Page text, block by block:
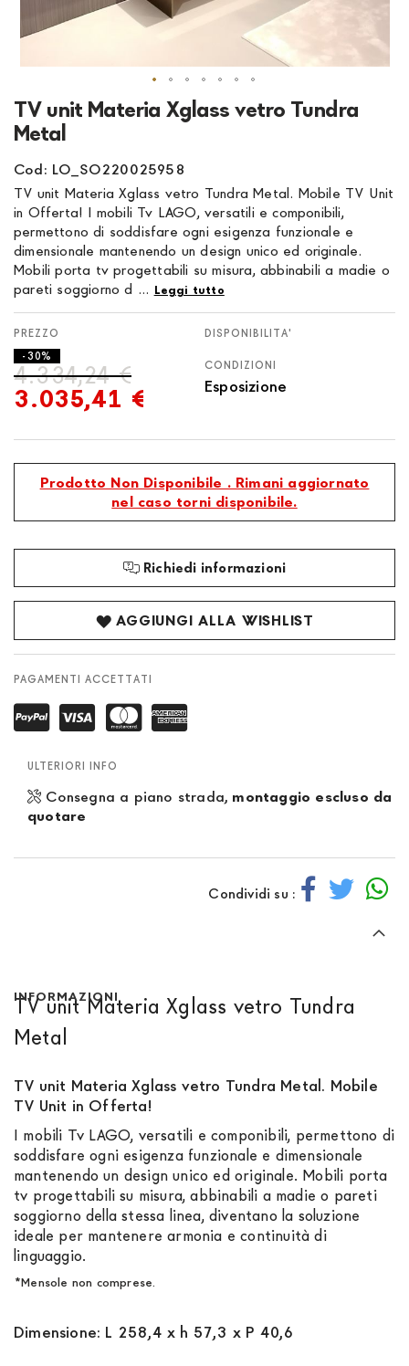
TV unit Materia Xglass vetro Tundra
Metal
Cod: LO_SO220025958
TV unit Materia Xglass vetro Tundra Metal. Mobile TV Unit
in Offerta! I mobili Tv LAGO, versatili e componibili,
permettono di soddisfare ogni esigenza funzionale e
dimensionale mantenendo un design unico ed originale.
Mobili porta tv progettabili su misura, abbinabili a madie o
pareti soggiorno d ... Leggi tutto
3.035,41 €
4.334,24 €
- 30%
DISPONIBILITA'
CONDIZIONI
Esposizione
Prodotto Non Disponibile . Rimani aggiornato
nel caso torni disponibile.
Richiedi informazioni
AGGIUNGI ALLA WISHLIST
PAGAMENTI ACCETTATI
ULTERIORI INFO
Consegna a piano strada, montaggio escluso da
quotare
Condividi su :
Vai
all'inizio
della
galleria
di
immagini
INFORMAZIONI
TV unit Materia Xglass vetro Tundra
Metal
TV unit Materia Xglass vetro Tundra Metal. Mobile
TV Unit in Offerta!
I mobili Tv LAGO, versatili e componibili, permettono di
soddisfare ogni esigenza funzionale e dimensionale
mantenendo un design unico ed originale. Mobili porta
tv progettabili su misura, abbinabili a madie o pareti
soggiorno della stessa linea, diventano la soluzione
ideale per mantenere armonia e continuità di
linguaggio.
*Mensole non comprese.
Dimensione: L 258,4 x h 57,3 x P 40,6